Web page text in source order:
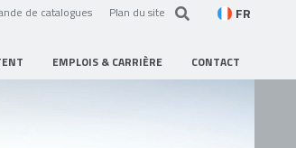
de catalogues Plan du site FR
EMPLOIS & CARRIÈRE CONTACT